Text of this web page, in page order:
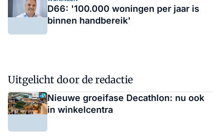
D66: '100.000 woningen per jaar is
binnen handbereik'
Uitgelicht door de redactie
Nieuwe groeifase Decathlon: nu ook
in winkelcentra